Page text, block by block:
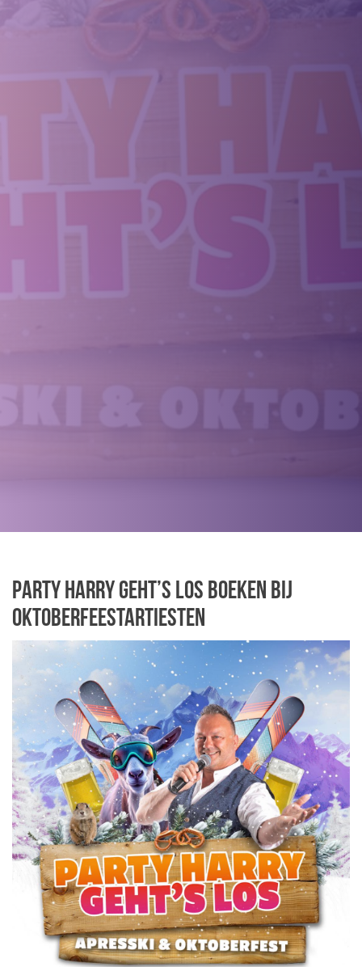
Party Harry Geht’s Los boeken bij
Oktoberfeestartiesten